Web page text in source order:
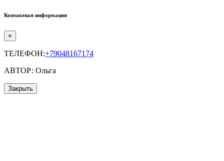
Контактная информация
×
ТЕЛЕФОН:+79048167174
АВТОР: Ольга
Закрыть